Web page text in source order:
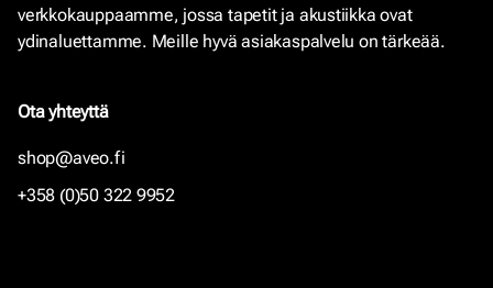
verkkokauppaamme, jossa tapetit ja akustiikka ovat
ydinaluettamme. Meille hyvä asiakaspalvelu on tärkeää.
Ota yhteyttä
shop@aveo.fi
+358 (0)50 322 9952